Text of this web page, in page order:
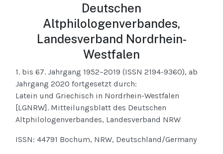
Deutschen
Altphilologenverbandes,
Landesverband Nordrhein-
Westfalen
1. bis 67. Jahrgang 1952–2019 (ISSN 2194-9360), ab
Jahrgang 2020 fortgesetzt durch:
Latein und Griechisch in Nordrhein-Westfalen
[LGNRW]. Mitteilungsblatt des Deutschen
Altphilologenverbandes, Landesverband NRW
ISSN: 44791 Bochum, NRW, Deutschland/Germany